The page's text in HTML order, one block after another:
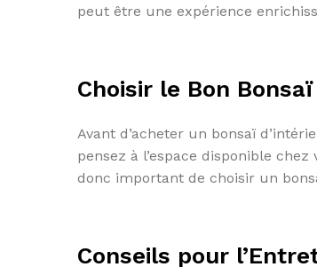
peut être une expérience
Choisir le Bon Bonsaï
Avant d’acheter un bonsaï
pensez à l’espace disponible
donc important de choisir un
Conseils pour